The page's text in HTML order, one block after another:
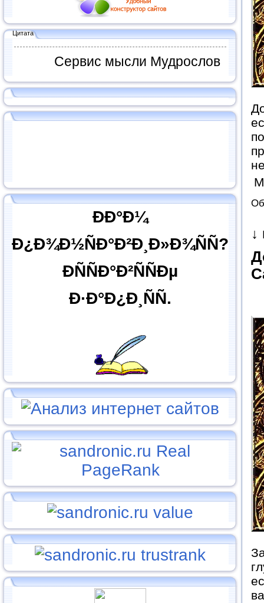
Цитата
Сервис мысли Мудрослов
ÐÐ°Ð¼
Ð¿Ð¾Ð½ÑÐ°Ð²Ð¸Ð»Ð¾ÑÑ?
ÐÑÑÐ°Ð²ÑÑÐµ
Ð·Ð°Ð¿Ð¸ÑÑ.